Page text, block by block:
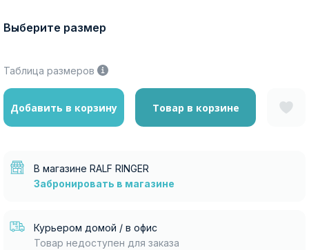
Выберите размер
Таблица размеров
Добавить в корзину Товар в корзине
В магазине RALF RINGER
Забронировать в магазине
Курьером домой / в офис
Товар недоступен для заказа